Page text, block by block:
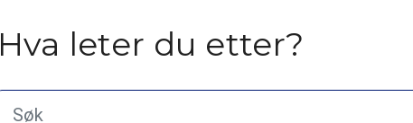
Hva leter du etter?